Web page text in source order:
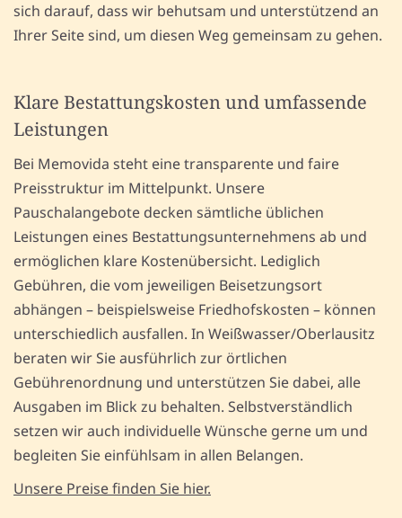
sich darauf, dass wir behutsam und unterstützend an
Ihrer Seite sind, um diesen Weg gemeinsam zu gehen.
Klare Bestattungskosten und umfassende
Leistungen
Bei Memovida steht eine transparente und faire
Preisstruktur im Mittelpunkt. Unsere
Pauschalangebote decken sämtliche üblichen
Leistungen eines Bestattungsunternehmens ab und
ermöglichen klare Kostenübersicht. Lediglich
Gebühren, die vom jeweiligen Beisetzungsort
abhängen – beispielsweise Friedhofskosten – können
unterschiedlich ausfallen. In Weißwasser/Oberlausitz
beraten wir Sie ausführlich zur örtlichen
Gebührenordnung und unterstützen Sie dabei, alle
Ausgaben im Blick zu behalten. Selbstverständlich
setzen wir auch individuelle Wünsche gerne um und
begleiten Sie einfühlsam in allen Belangen.
Unsere Preise finden Sie hier.